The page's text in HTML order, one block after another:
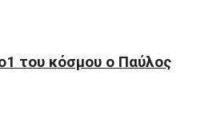
του κόσμου ο Παύλος